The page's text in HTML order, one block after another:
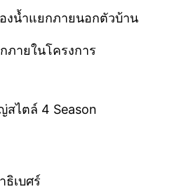
งน้ำแยกภายนอกตัวบ้าน
ภายในโครงการ
ไตล์ 4 Season
ธิเบศร์